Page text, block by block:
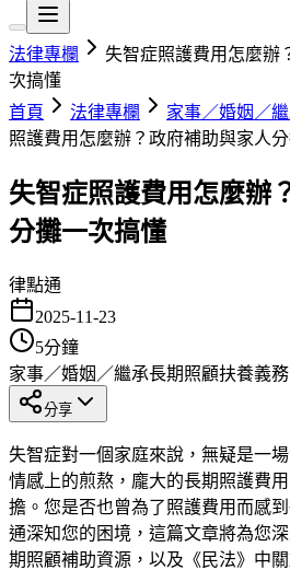
法律專欄
失智症照護費用怎麼辦
次搞懂
首頁
法律專欄 家事／婚姻／
照護費用怎麼辦？政府補助與家人
失智症照護費用怎麼辦
分攤一次搞懂
律點通
2025-11-23
5分鐘
家事／婚姻／繼承長期照顧扶養義務
分享
失智症對一個家庭來說，無疑是一
情感上的煎熬，龐大的長期照護費
擔。您是否也曾為了照護費用而感
通深知您的困境，這篇文章將為您
期照顧補助資源，以及《民法》中